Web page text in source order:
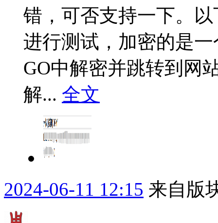
错，可否支持一下。
进行测试，加密的是
GO中解密并跳转到网
解... 全文
2024-06-11 12:15 来自版